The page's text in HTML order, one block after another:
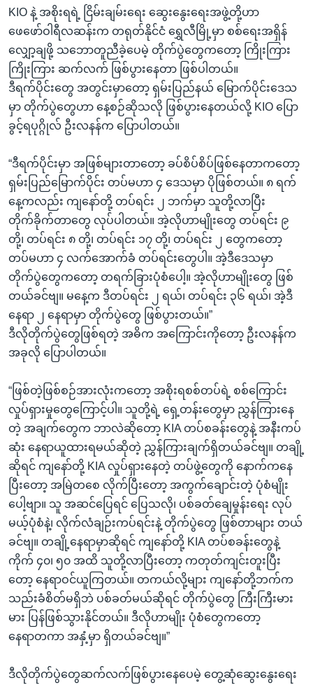
KIO နဲ့ အစိုးရရဲ့ ငြိမ်းချမ်းရေး ဆွေးနွေးရေးအဖွဲ့တို့ဟာ
ဖေဖော်ဝါရီလဆန်းက တရုတ်နိုင်ငံ ရွှေလီမြို့မှာ စစ်ရေးအရှိန်
လျှော့ချဖို့ သဘောတူညီခဲ့ပေမဲ့ တိုက်ပွဲတွေကတော့ ကြိုးကြား
ကြိုးကြား ဆက်လက် ဖြစ်ပွားနေတာ ဖြစ်ပါတယ်။
ဒီရက်ပိုင်းတွေ အတွင်းမှာတော့ ရှမ်းပြည်နယ် မြောက်ပိုင်းဒေသ
မှာ တိုက်ပွဲတွေဟာ နေ့စဉ်ဆိုသလို ဖြစ်ပွားနေတယ်လို့ KIO ပြော
ခွင့်ရပုဂ္ဂိုလ် ဦးလနန်က ပြောပါတယ်။
“ဒီရက်ပိုင်းမှာ အဖြစ်များတာတော့ ခပ်စိပ်စိပ်ဖြစ်နေတာကတော့
ရှမ်းပြည်မြောက်ပိုင်း တပ်မဟာ ၄ ဒေသမှာ ပိုဖြစ်တယ်။ ၈ ရက်
နေ့ကလည်း ကျနော်တို့ တပ်ရင်း ၂ ဘက်မှာ သူတို့လာပြီး
တိုက်ခိုက်တာတွေ လုပ်ပါတယ်။ အဲ့လိုဟာမျိုးတွေ တပ်ရင်း ၉
တို့၊ တပ်ရင်း ၈ တို့၊ တပ်ရင်း ၁၇ တို့၊ တပ်ရင်း ၂ တွေကတော့
တပ်မဟာ ၄ လက်အောက်ခံ တပ်ရင်းတွေပါ။ အဲ့ဒီဒေသမှာ
တိုက်ပွဲတွေကတော့ တရက်ခြားပုံစံပေါ့။ အဲ့လိုဟာမျိုးတွေ ဖြစ်
တယ်ခင်ဗျ။ မနေ့က ဒီတပ်ရင်း ၂ ရယ်၊ တပ်ရင်း ၃၆ ရယ်၊ အဲ့ဒီ
နေရာ ၂ နေရာမှာ တိုက်ပွဲတွေ ဖြစ်ပွားတယ်။”
ဒီလိုတိုက်ပွဲတွေဖြစ်ရတဲ့ အဓိက အကြောင်းကိုတော့ ဦးလနန်က
အခုလို ပြောပါတယ်။
“ဖြစ်တဲ့ဖြစ်စဉ်အားလုံးကတော့ အစိုးရစစ်တပ်ရဲ့ စစ်ကြောင်း
လှုပ်ရှားမှုတွေကြောင့်ပါ။ သူတို့ရဲ့ ရှေ့တန်းတွေမှာ ညွှန်ကြားနေ
တဲ့ အချက်တွေက ဘာလဲဆိုတော့ KIA တပ်စခန်းတွေနဲ့ အနီးကပ်
ဆုံး နေရာယူထားရမယ်ဆိုတဲ့ ညွှန်ကြားချက်ရှိတယ်ခင်ဗျ။ တချို့
ဆိုရင် ကျနော်တို့ KIA လှုပ်ရှားနေတဲ့ တပ်ဖွဲ့တွေကို နောက်ကနေ
ပြီးတော့ အမြဲတစေ လိုက်ပြီးတော့ အကွက်ချောင်းတဲ့ ပုံစံမျိုး
ပေါ့ဗျာ။ သူ အဆင်ပြေရင် ပြေသလို၊ ပစ်ခတ်ချေမှုန်းရေး လုပ်
မယ့်ပုံစံနဲ့၊ လိုက်လံချဉ်းကပ်ရင်းနဲ့ တိုက်ပွဲတွေ ဖြစ်တာများ တယ်
ခင်ဗျ။ တချို့နေရာမှာဆိုရင် ကျနော်တို့ KIA တပ်စခန်းတွေနဲ့
ကိုက် ၄၀၊ ၅၀ အထိ သူတို့လာပြီးတော့ ကတုတ်ကျင်းတူးပြီး
တော့ နေရာဝင်ယူကြတယ်။ တကယ်လို့များ ကျနော်တို့ဘက်က
သည်းခံစိတ်မရှိဘဲ ပစ်ခတ်မယ်ဆိုရင် တိုက်ပွဲတွေ ကြီးကြီးမား
မား ပြန်ဖြစ်သွားနိုင်တယ်။ ဒီလိုဟာမျိုး ပုံစံတွေကတော့
နေရာတကာ အနှံ့မှာ ရှိတယ်ခင်ဗျ။”
ဒီလိုတိုက်ပွဲတွေဆက်လက်ဖြစ်ပွားနေပေမဲ့ တွေ့ဆုံဆွေးနွေးရေး